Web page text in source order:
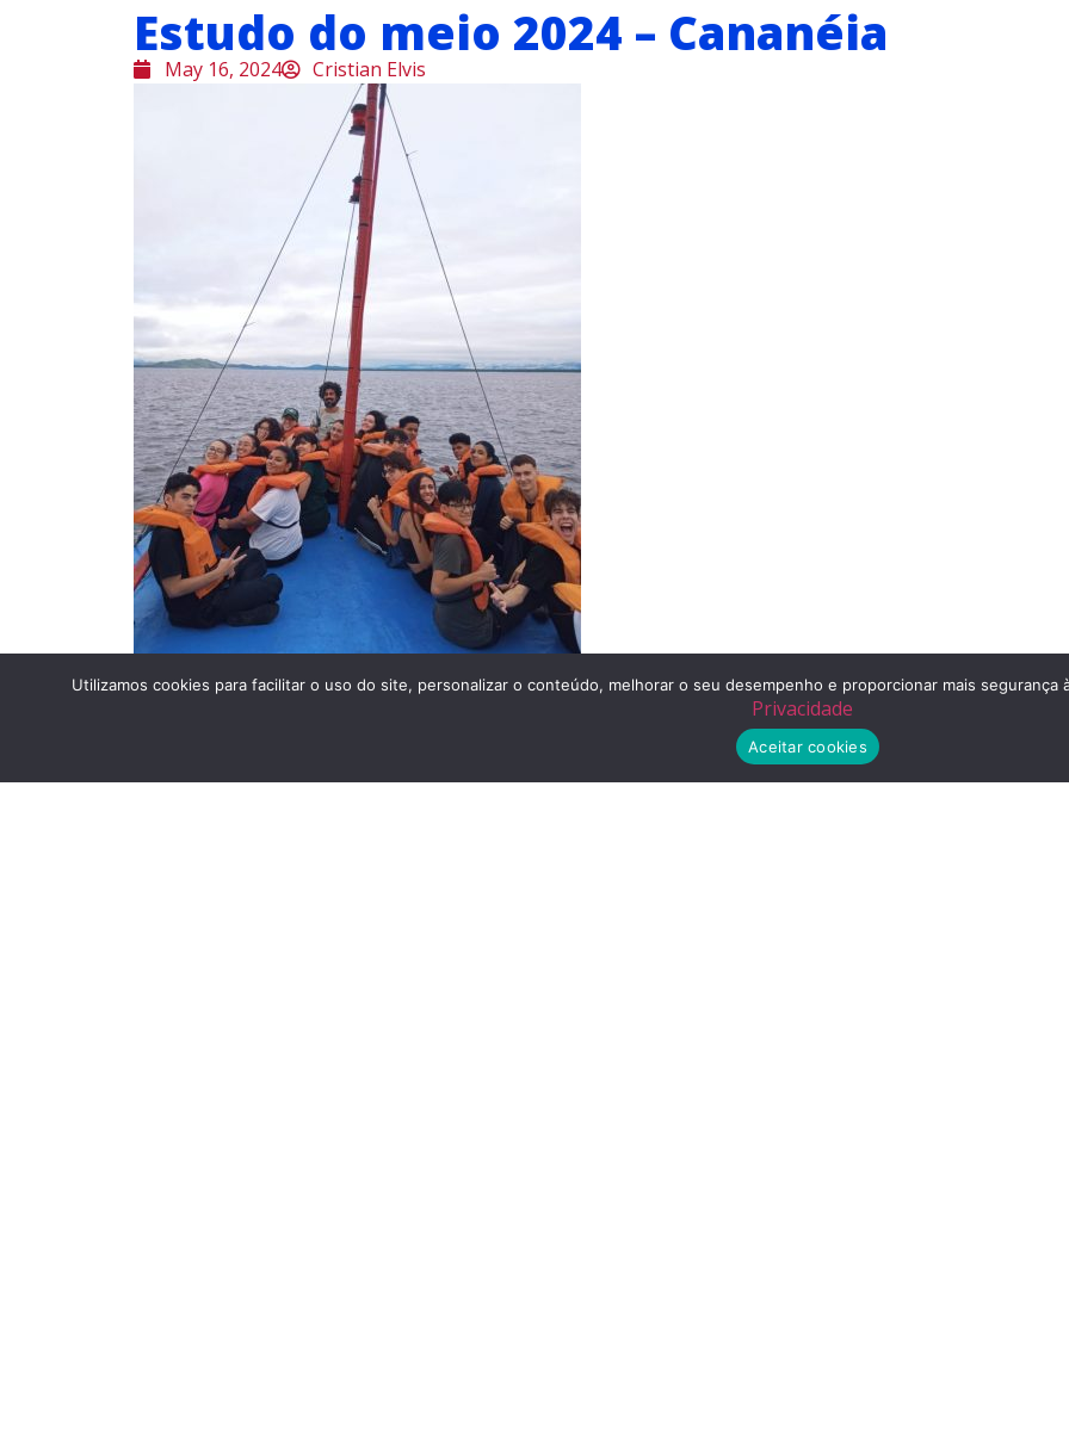
Estudo do meio 2024 – Cananéia
May 16, 2024 Cristian Elvis
Utilizamos cookies para facilitar o uso do site, personalizar o conteúdo, melhorar o seu desempenho e proporcionar mais segurança
Privacidade
Aceitar cookies